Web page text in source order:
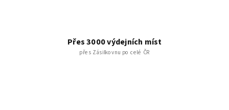
Přes 3000 výdejních míst
přes Zásilkovnu po celé ČR